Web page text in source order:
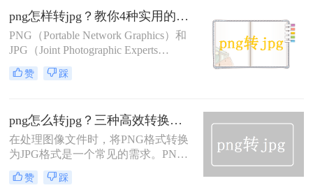
JPG格式的方法。
像；而JPG格式则以其有损压缩和较
高的压缩率闻名，适合存储照片和真
实场景图像。那么png怎样转换成jpg
呢？本文将介绍两种将PNG转换为
JPG的高效方法。
png怎样转jpg？教你4种实用的方法！
PNG（Portable Network Graphics）和
JPG（Joint Photographic Experts
Group）是两种最为常见的图像格
式，各有特点。PNG格式因其无损压
用领域而备受欢迎。那么png怎样转
jpg呢？本文将介绍四种将PNG转换为
JPG的高效方法。
赞 踩
png怎么转jpg？三种高效转换方法详解分享！
在处理图像文件时，将PNG格式转换
为JPG格式是一个常见的需求。PNG
格式以其无损压缩和高质量特性而受
到青睐，但JPG格式在压缩效率和文
赞 踩